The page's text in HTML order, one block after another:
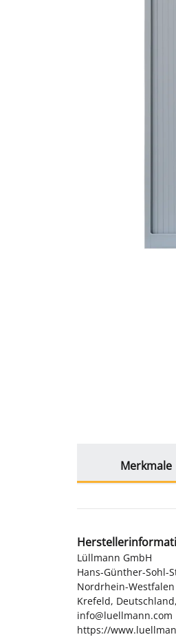
Merkmale
Lüllmann GmbH
Hans-Günther-Sohl-
Nordrhein-Westfalen
Krefeld,
info@luellmann.com
https://